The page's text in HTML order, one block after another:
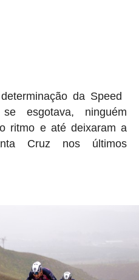
da Speed
esgotava, ninguém
ritmo e até deixaram a
Cruz nos últimos